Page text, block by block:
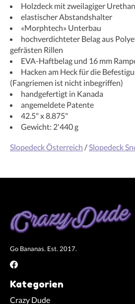
Holzdeck mit zweilagiger
elastischer Abstandshalter
«Morphtech» Unterbau
hochverdichteter Belag aus
gefrästen Rillen
EVA-Haftbelag und 16 mm
Hacken am Heck für die
(Fangriemen ist nicht inbegriffen)
handgefertigt in Kanada
angemeldete Patente
42.5" x 8.875"
Gewicht: 2'440 g
Slopedeck Österreich / Slopedeck
Go Bananas. Est. 2017.
Kategorien
Crazy Dude